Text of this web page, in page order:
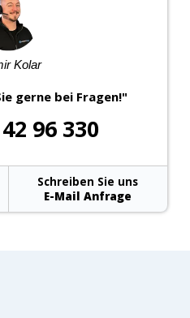
Kolar
gerne bei Fragen!"
96 330
Schreiben Sie uns
E-Mail Anfrage